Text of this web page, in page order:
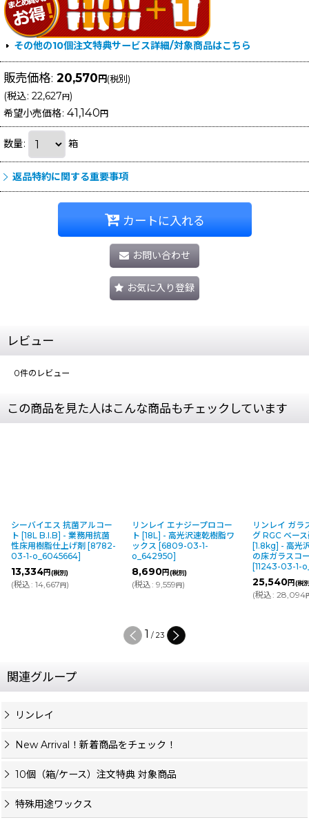
その他の10個注文特典サービス詳細/対象商品はこちら
販売価格: 20,570円(税別)
(税込: 22,627 円)
希望小売価格: 41,140 円
数量: 箱
返品特約に関する重要事項
カートに入れる
お問い合わせ
お気に入り登録
レビュー
0件のレビュー
この商品を見た人はこんな商品もチェックしています
シーバイエス 抗菌アルコー
ト [18L B.I.B] - 業務用抗菌
性床用樹脂仕上げ剤 [8782-
03-1-o_6045664]
13,334円(税別)
(税込: 14,667円)
リンレイ エナジープロコー
ト [18L] - 高光沢速乾樹脂ワ
ックス [6809-03-1-
o_642950]
8,690円(税別)
(税込: 9,559円)
リンレイ ガラ
グ RGC ベー
[1.8kg] - 高光
の床ガラスコ
[11243-03-1-
25,540円(税
(税込: 28,094
1 / 23
関連グループ
リンレイ
New Arrival！新着商品をチェック！
10個（箱/ケース）注文特典 対象商品
特殊用途ワックス